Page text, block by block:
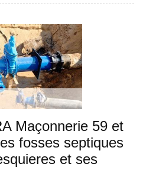
Maçonnerie 59 et
fosses septiques
et ses